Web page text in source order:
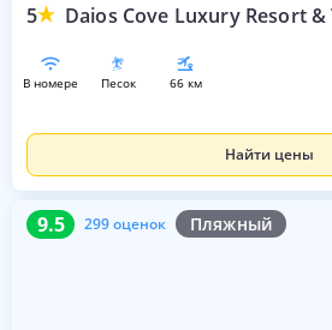
5 Daios Cove Luxury Resort &
в номере песок 66 км
Найти цены
9.5 299 оценок Пляжный
9.5 299 оценок